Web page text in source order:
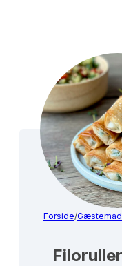
Forside/Gæstemad